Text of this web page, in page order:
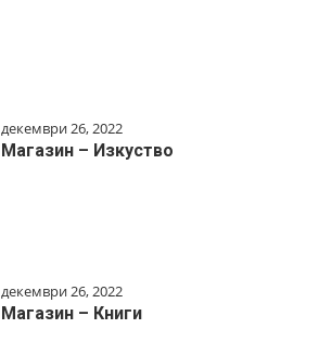
декември 26, 2022
Магазин – Изкуство
декември 26, 2022
Магазин – Книги